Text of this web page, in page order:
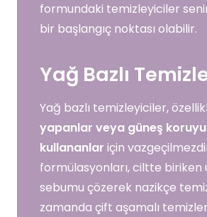
formundaki temizleyiciler
bir başlangıç noktası olabilir.
Yağ Bazlı
Yağ bazlı temizleyiciler,
yapanlar veya güneş
kullananlar için
formülasyonları, ciltte biriken
sebumu çözerek nazikçe
zamanda çift aşamalı